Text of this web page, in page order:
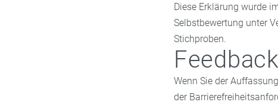
Diese Erklärung wurde
Selbstbewertung unter
Stichproben.
Wenn Sie der
der